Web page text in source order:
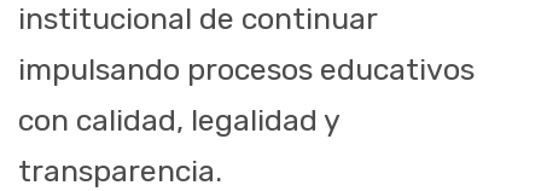
institucional de continuar
impulsando procesos educativos
con calidad, legalidad y
transparencia.